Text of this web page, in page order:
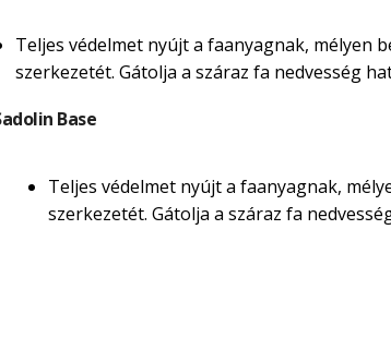
Teljes védelmet nyújt a faanyagnak, mélyen
szerkezetét. Gátolja a száraz fa nedvesség
Base
Teljes védelmet nyújt a faanyagnak,
szerkezetét. Gátolja a száraz fa